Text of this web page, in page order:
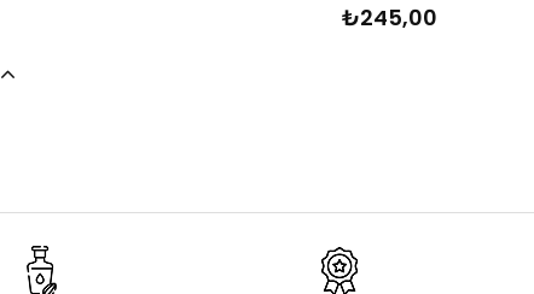
₺245,00